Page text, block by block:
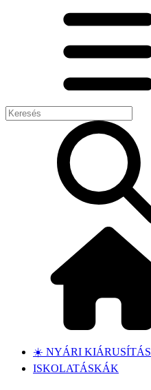
☀️ NYÁRI KIÁRUSÍTÁS
ISKOLATÁSKÁK